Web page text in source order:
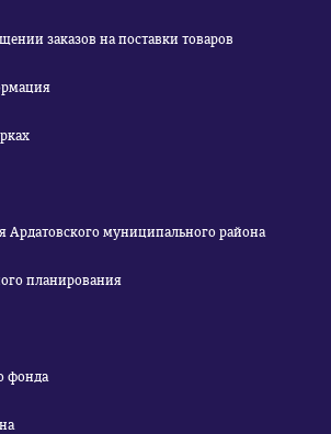
заказов на поставки товаров
муниципального района
планирования
фонда